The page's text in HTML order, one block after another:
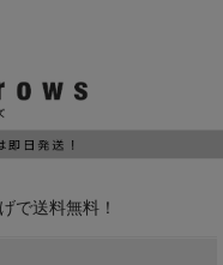
で送料無料！